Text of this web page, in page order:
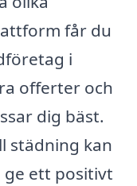
får du
i
offerter och
dig bäst.
städning kan
ett positivt